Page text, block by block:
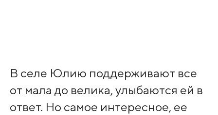
В селе Юлию поддерживают все
от мала до велика, улыбаются ей в
ответ. Но самое интересное, ее